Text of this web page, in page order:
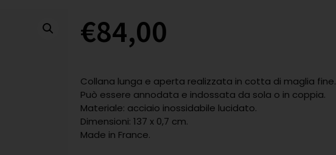
€84,00
Collana lunga e aperta realizzata in cotta di maglia fine.
Può essere annodata e indossata da sola o in coppia.
Materiale: acciaio inossidabile lucidato.
Dimensioni: 137 x 0,7 cm.
Made in France.